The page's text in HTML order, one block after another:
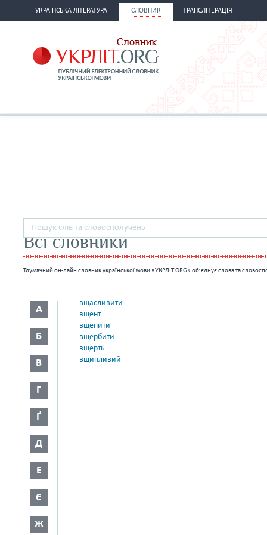
УКРАЇНСЬКА ЛІТЕРАТУРА СЛОВНИК ТРАНСЛІТЕРАЦІЯ
Всі словники
Тлумачний он-лайн словник української мови «УКРЛІТ.ORG» об’єднує слова та
А
Б
В
Г
Ґ
Д
Е
Є
Ж
вщасливити
вщент
вщепити
вщербити
вщерть
вщипливий